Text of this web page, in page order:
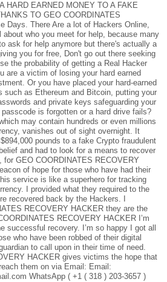
HARD EARNED MONEY TO A FAKE
TO GEO COORDINATES
Days. There Are a lot of Hackers Online,
who you meet for help, because many
ask for help anymore but there's actually a
you for free, Don't go out there seeking
the probability of getting a Real Hacker
are a victim of losing your hard earned
Or you have placed your hard-earned
such as Ethereum and Bitcoin, putting your
and private keys safeguarding your
is forgotten or a hard drive fails?
may contain hundreds or even millions
vanishes out of sight overnight. It
pounds to a fake Crypto fraudulent
and had to look for a means to recover
GEO COORDINATES RECOVERY
of hope for those who have had their
service is like a superhero for tracking
I provided what they required to the
recovered back by the Hackers. I
RECOVERY HACKER they are the
RECOVERY HACKER I’m
successful recovery. I’m so happy I got all
who have been robbed of their digital
to call upon in their time of need.
HACKER gives victims the hope that
them on via Email: Email:
WhatsApp ( +1 ( 318 ) 203-3657 )